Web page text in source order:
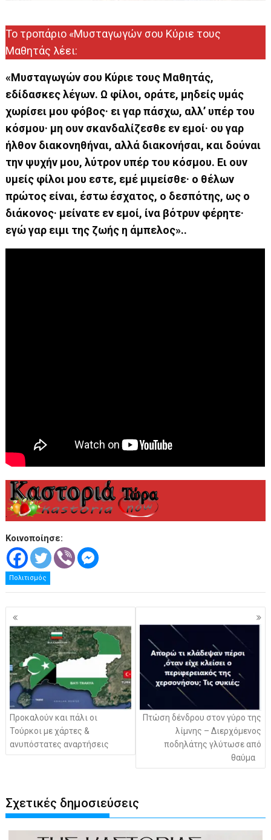
Το τροπάριο «Μυσταγωγών σου Κύριε τους
Μαθητάς λέει:
«Μυσταγωγών σου Κύριε τους Μαθητάς,
εδίδασκες λέγων. Ω φίλοι, οράτε, μηδείς υμάς
χωρίσει μου φόβος· ει γαρ πάσχω, αλλ’ υπέρ του
κόσμου· μη ουν σκανδαλίζεσθε εν εμοί· ου γαρ
ήλθον διακονηθήναι, αλλά διακονήσαι, και δούναι
την ψυχήν μου, λύτρον υπέρ του κόσμου. Ει ουν
υμείς φίλοι μου εστε, εμέ μιμείσθε· ο θέλων
πρώτος είναι, έστω έσχατος, ο δεσπότης, ως ο
διάκονος· μείνατε εν εμοί, ίνα βότρυν φέρητε·
εγώ γαρ ειμι της ζωής η άμπελος»..
.
Κοινοποίησε:
Πολιτισμός
Πλοήγηση
άρθρων
Προκαλούν και πάλι οι
Τούρκοι με χάρτες &
ανυπόστατες αναρτήσεις
Πτώση δένδρου στον γύρο της
λίμνης – Διερχόμενος
ποδηλάτης γλύτωσε από
θαύμα
Σχετικές δημοσιεύσεις